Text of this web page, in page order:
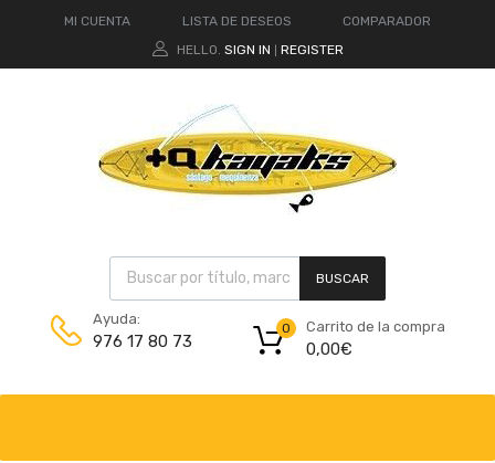
MI CUENTA LISTA DE DESEOS
COMPARADOR
HELLO. SIGN IN REGISTER
BUSCAR
Ayuda:
976 17 80 73
Carrito de la compra
0,00€
0